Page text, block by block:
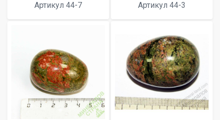
Артикул 44-7 Артикул 44-3